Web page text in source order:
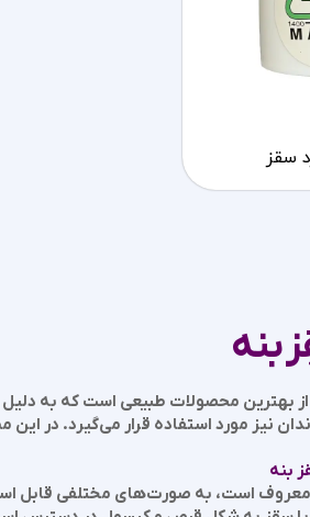
سقز
بنه
از بهترین محصولات طبیعی است که به
نیز مورد استفاده قرار می‌گیرد. در
بنه
است، به صورت‌های مختلفی قابل